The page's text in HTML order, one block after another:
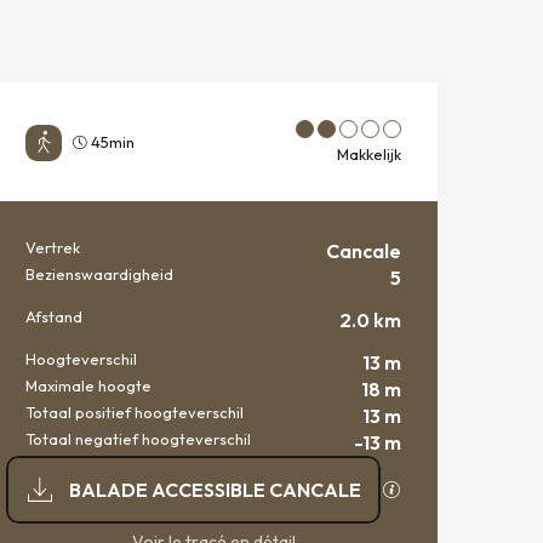
45min
Makkelijk
PRAKTISCHE INFORMATIE
Vertrek Cancale
Bezienswaardigheid 5
Afstand 2.0 km
Hoogteverschil 13 m
Maximale hoogte 18 m
Totaal positief hoogteverschil 13 m
Totaal negatief hoogteverschil -13 m
DOCUMENTATIE
BALADE ACCESSIBLE CANCALE Met GPX / KML-